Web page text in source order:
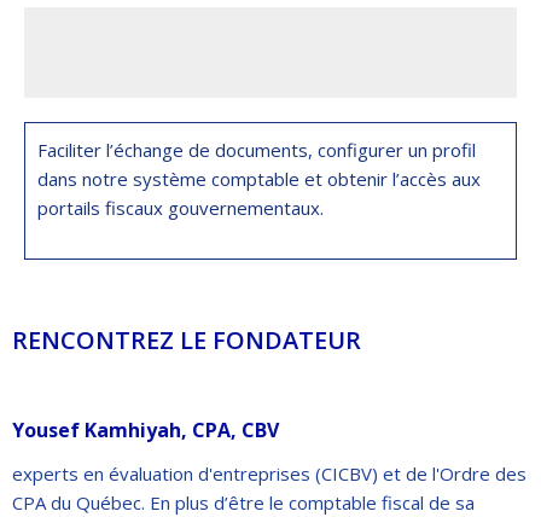
Faciliter l’échange de documents, configurer un profil
dans notre système comptable et obtenir l’accès aux
portails fiscaux gouvernementaux.
RENCONTREZ LE FONDATEUR
Yousef Kamhiyah, CPA, CBV
experts en évaluation d'entreprises (CICBV) et de l'Ordre des
CPA du Québec. En plus d’être le comptable fiscal de sa